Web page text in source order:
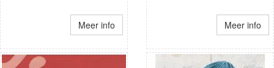
Meer info Meer info